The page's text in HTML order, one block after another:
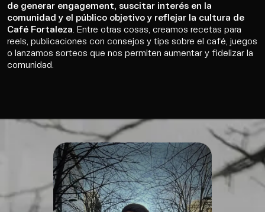
de generar engagement, suscitar interés en la
comunidad y el público objetivo y reflejar la cultura de
Café Fortaleza. Entre otras cosas, creamos recetas para
reels, publicaciones con consejos y tips sobre el café, juegos
o lanzamos sorteos que nos permiten aumentar y fidelizar la
comunidad.